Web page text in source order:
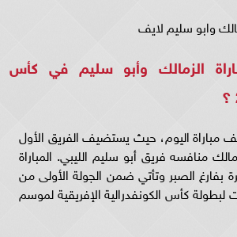
وابو سليم لايف
الزمالك وأبو سليم في كأس
مباراة اليوم، حيث يستضيف الفريق الأول
منافسه فريق أبو سليم الليبي. المباراة
بفارغ الصبر وتأتي ضمن الجولة الأولى من
لبطولة كأس الكونفدرالية الإفريقية لموسم